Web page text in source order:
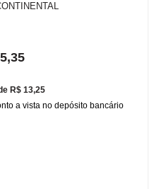
R$ 13,25
a vista no depósito bancário